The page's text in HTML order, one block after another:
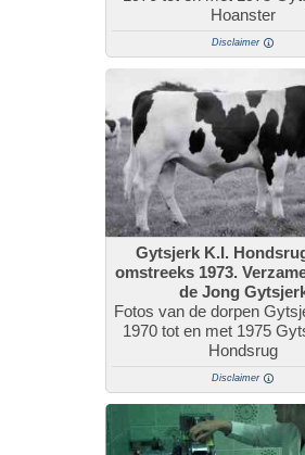
Hoanster
Disclaimer
Gytsjerk K.I.
omstreeks 1973. Verzameling A.H.
de Jong
Fotos van de dorpen
1970 tot en met 1975
Hondsrug
Disclaimer